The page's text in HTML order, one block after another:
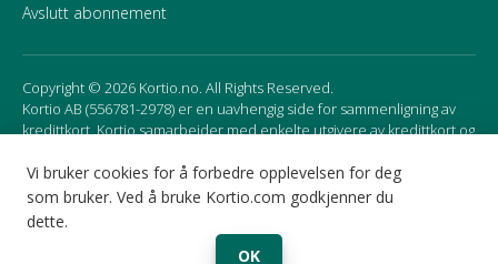
Vi bruker cookies for å forbedre opplevelsen for deg
som bruker. Ved å bruke Kortio.com godkjenner du
dette.
OK
Avslutt abonnement
Copyright © 2026 Kortio.no. All Rights Reserved.
Kortio AB (556781-2978) er en uavhengig side for sammenligning av
kredittkort. Kortio samarbeider med enkelte utgivere av kredittkort og
rekkefølgen av kortene som presenteres på siden.
Norway